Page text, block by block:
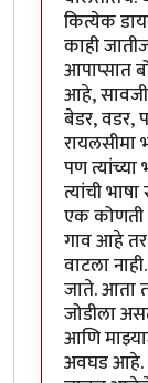
कित्येक
काही
आपाप्सात
आहे,
बेडर, वडर,
रायलसीमा
पण
त्यांची
एक कोणती
गाव आहे
वाटला
जाते. आता
जोडीला
आणि
अवघड आहे.